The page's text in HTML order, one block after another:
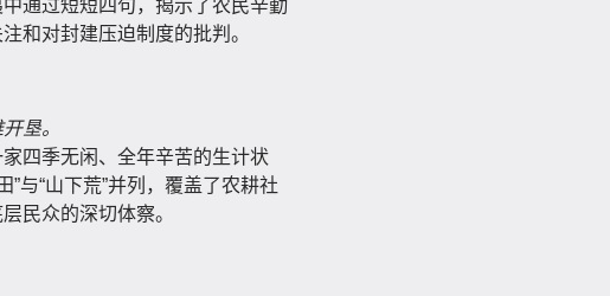
通过短短四句，揭示了农民辛勤
和对封建压迫制度的批判。
垦。
四季无闲、全年辛苦的生计状
”与“山下荒”并列，覆盖了农耕社
民众的深切体察。